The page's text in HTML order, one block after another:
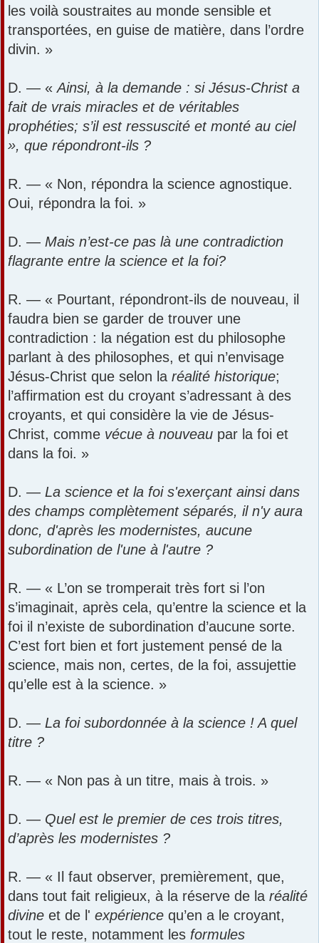
les voilà soustraites au monde sensible et
transportées, en guise de matière, dans l’ordre
divin. »
D. — «Ainsi, à la demande : si Jésus-Christ a
fait de vrais miracles et de véritables
prophéties; s’il est ressuscité et monté au ciel
», que répondront-ils ?
R. — « Non, répondra la science agnostique.
Oui, répondra la foi. »
D. — Mais n’est-ce pas là une contradiction
flagrante entre la science et la foi?
R. — « Pourtant, répondront-ils de nouveau, il
faudra bien se garder de trouver une
contradiction : la négation est du philosophe
parlant à des philosophes, et qui n’envisage
Jésus-Christ que selon la réalité historique;
l’affirmation est du croyant s’adressant à des
croyants, et qui considère la vie de Jésus-
Christ, comme vécue à nouveau par la foi et
dans la foi. »
D. — La science et la foi s'exerçant ainsi dans
des champs complètement séparés, il n'y aura
donc, d'après les modernistes, aucune
subordination de l'une à l'autre ?
R. — « L’on se tromperait très fort si l’on
s’imaginait, après cela, qu’entre la science et la
foi il n’existe de subordination d’aucune sorte.
C’est fort bien et fort justement pensé de la
science, mais non, certes, de la foi, assujettie
qu’elle est à la science. »
D. — La foi subordonnée à la science ! A quel
titre ?
R. — « Non pas à un titre, mais à trois. »
D. — Quel est le premier de ces trois titres,
d’après les modernistes ?
R. — « Il faut observer, premièrement, que,
dans tout fait religieux, à la réserve de la réalité
divine et de l' expérience qu’en a le croyant,
tout le reste, notamment les formules